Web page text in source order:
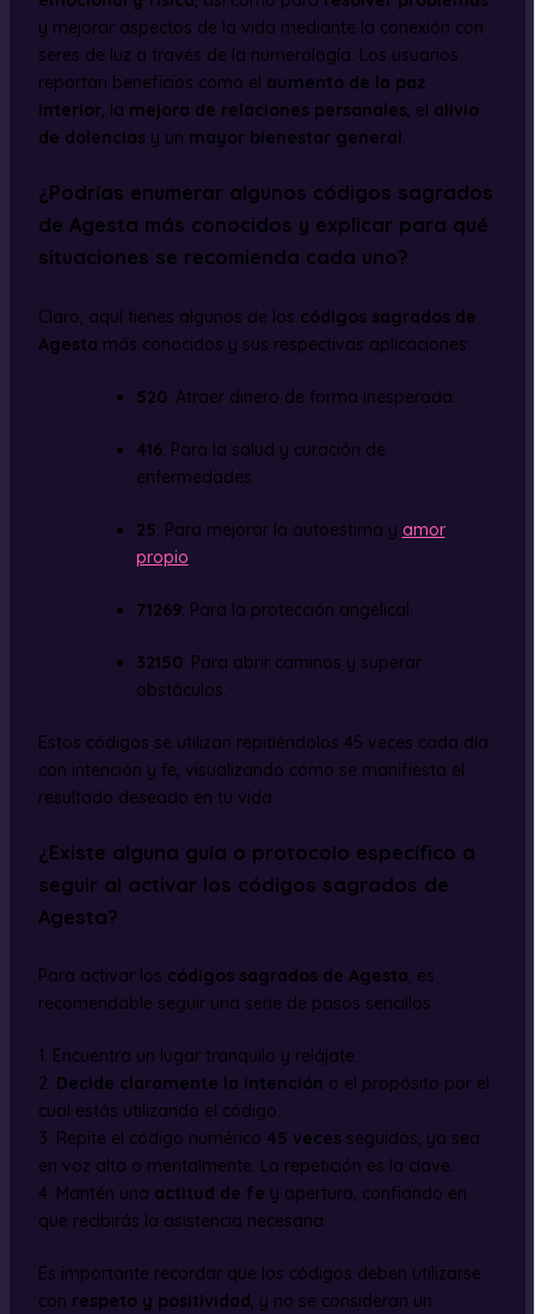
y mejorar aspectos de la vida mediante la conexión con
seres de luz a través de la numerología. Los usuarios
reportan beneficios como el aumento de la paz
interior, la mejora de relaciones personales, el alivio
de dolenciasy un mayor bienestar general.
¿Podrías enumerar algunos códigos sagrados
de Agesta más conocidos y explicar para qué
situaciones se recomienda cada uno?
Claro, aquí tienes algunos de los códigos sagrados de
Agesta más conocidos y sus respectivas aplicaciones:
520: Atraer dinero de forma inesperada.
416: Para la salud y curación de
enfermedades.
25: Para mejorar la autoestima y amor
propio.
71269: Para la protección angelical.
32150: Para abrir caminos y superar
obstáculos.
Estos códigos se utilizan repitiéndolos 45 veces cada día
con intención y fe, visualizando cómo se manifiesta el
resultado deseado en tu vida.
¿Existe alguna guía o protocolo específico a
seguir al activar los códigos sagrados de
Agesta?
Para activar los códigos sagrados de Agesta, es
recomendable seguir una serie de pasos sencillos:
1. Encuentra un lugar tranquilo y relájate.
2. Decide claramente la intención o el propósito por el
cual estás utilizando el código.
3. Repite el código numérico 45 vecesseguidas, ya sea
en voz alta o mentalmente. La repetición es la clave.
4. Mantén una actitud de fe y apertura, confiando en
que recibirás la asistencia necesaria.
Es importante recordar que los códigos deben utilizarse
con respeto y positividad, y no se consideran un